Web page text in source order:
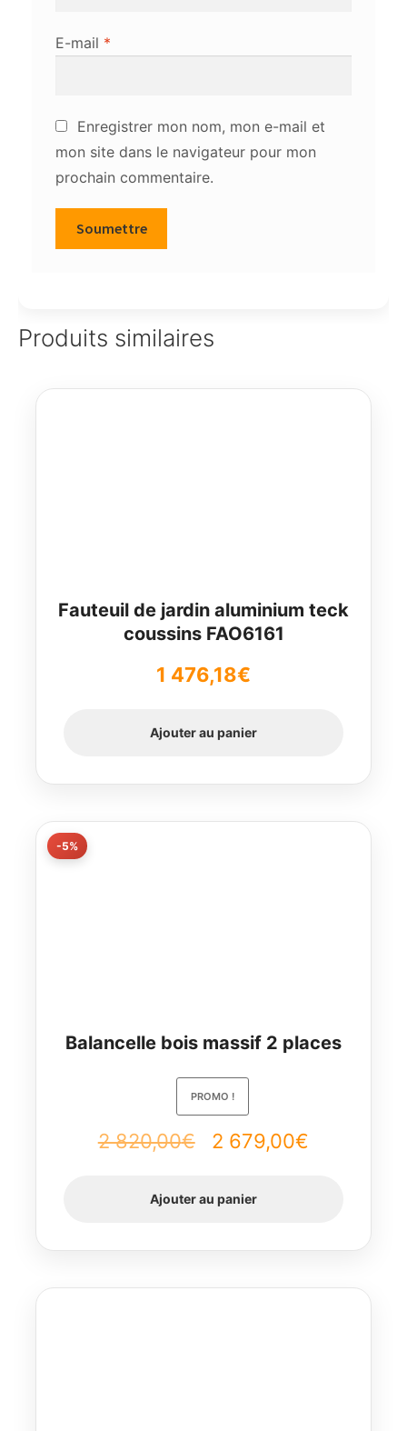
E-mail *
Enregistrer mon nom, mon e-mail et
mon site dans le navigateur pour mon
prochain commentaire.
Produits similaires
Fauteuil de jardin aluminium teck
coussins FAO6161
1 476,18€
Ajouter au panier
-5%
Balancelle bois massif 2 places
PROMO !
2 820,00€
Le
initial
2 679,00€
679,00€.
Ajouter au panier